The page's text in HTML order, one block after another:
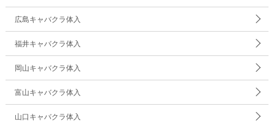
広島キャバクラ体入
福井キャバクラ体入
岡山キャバクラ体入
富山キャバクラ体入
山口キャバクラ体入